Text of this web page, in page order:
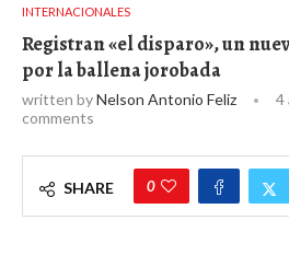
INTERNACIONALES
Registran «el disparo», un
por la ballena jorobada
written byNelson Antonio Feliz 4
comments
SHARE 0